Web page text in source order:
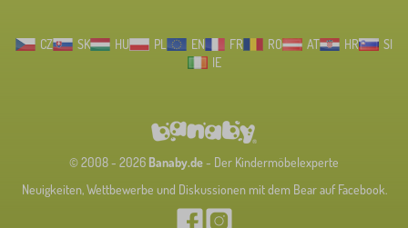
CZ SK HU PL EN FR RO AT HR
SI
IE
© 2008 - 2026 Banaby.de- Der Kindermöbelexperte
Neuigkeiten, Wettbewerbe und Diskussionen mit dem Bear auf Facebook.